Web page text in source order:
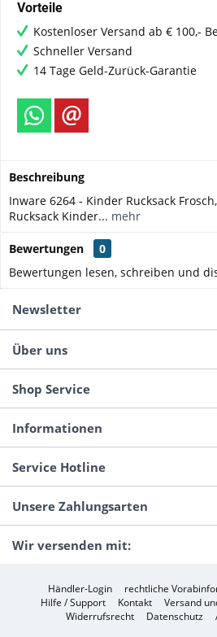
Vorteile
Kostenloser Versand ab € 100,-
Schneller Versand
14 Tage Geld-Zurück-Garantie
Beschreibung
Inware 6264 - Kinder Rucksack
Rucksack Kinder... mehr
Bewertungen
0
Bewertungen lesen, schreiben und
Newsletter
Über uns
Shop Service
Informationen
Service Hotline
Unsere Zahlungsarten
Wir versenden mit:
Händler-Login rechtliche
Hilfe / Support
Kontakt
Versand
Widerrufsrecht
Datenschutz